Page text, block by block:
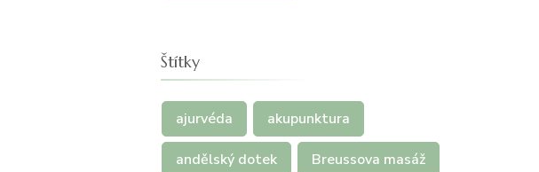
Štítky
ajurvéda akupunktura
andělský dotek Breussova masáž